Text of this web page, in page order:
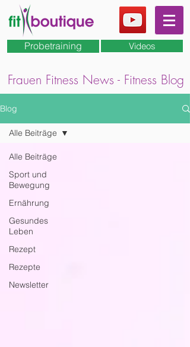
Probetraining Videos
Frauen Fitness News - Fitness Blog
Blog
Alle Beiträge
Sport und
Bewegung
Ernährung
Gesundes
Leben
Rezept
Rezepte
Newsletter
Alle Beiträge